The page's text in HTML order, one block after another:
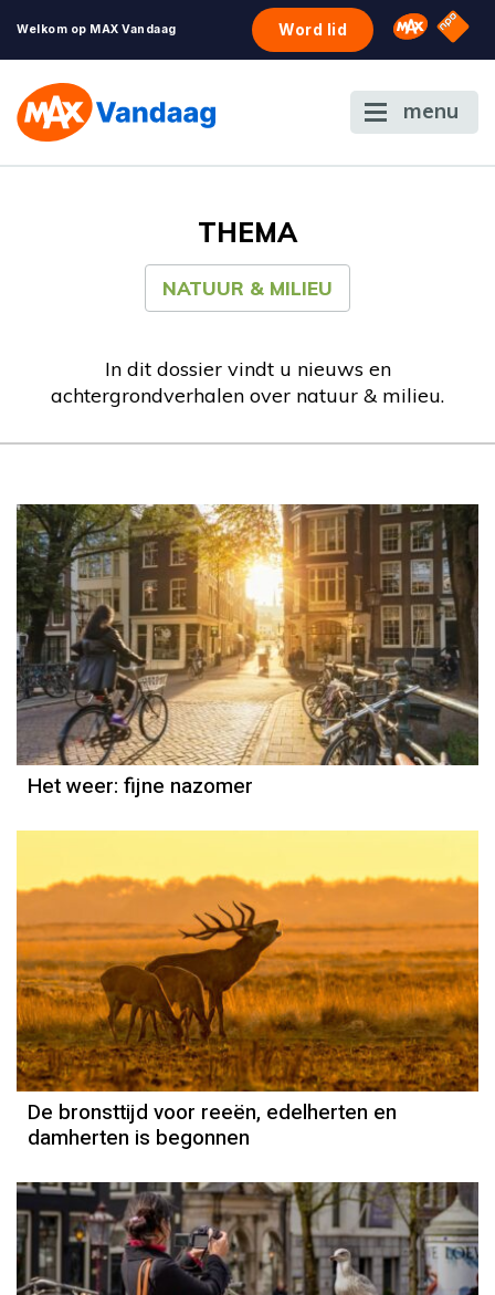
Welkom op MAX Vandaag Word lid Omroep
NPO
menu
THEMA
NATUUR & MILIEU
In dit dossier vindt u nieuws en
achtergrondverhalen over natuur & milieu.
Het weer
Grieta Spannenburg
Het weer: fijne nazomer
De bronsttijd voor reeën, edelherten en
damherten is begonnen